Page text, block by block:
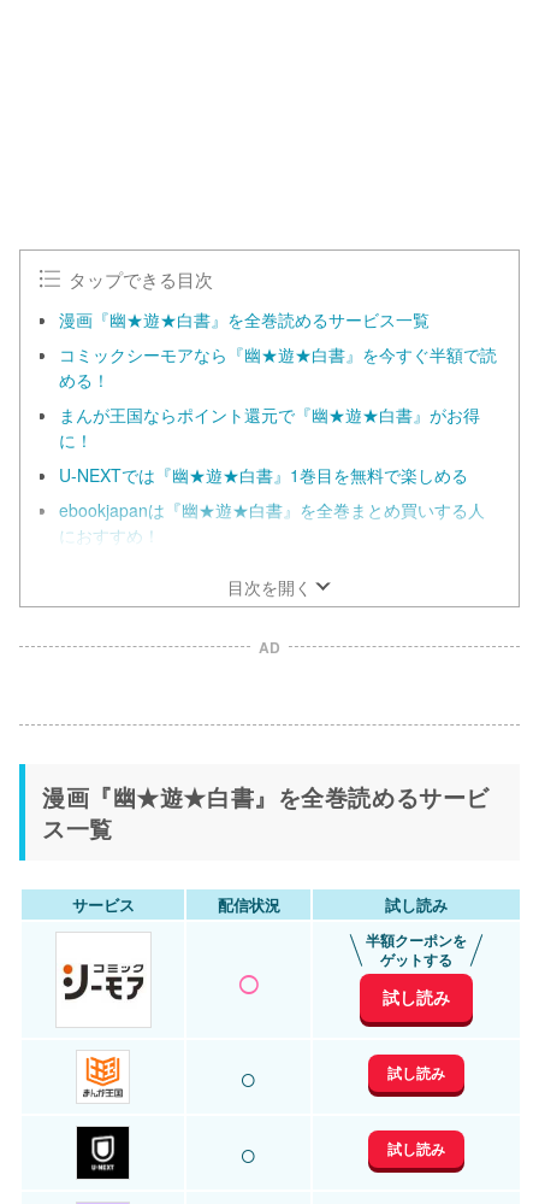
タップできる目次
漫画『幽★遊★白書』を全巻読めるサービス一覧
コミックシーモアなら『幽★遊★白書』を今すぐ半額で読
める！
まんが王国ならポイント還元で『幽★遊★白書』がお得
に！
U-NEXTでは『幽★遊★白書』1巻目を無料で楽しめる
ebookjapanは『幽★遊★白書』を全巻まとめ買いする人
におすすめ！
目次を開く
AD
漫画『幽★遊★白書』を全巻読めるサービ
ス一覧
サービス 配信状況 試し読み
○
半額クーポンを
ゲットする
試し読み
○ 試し読み
○ 試し読み